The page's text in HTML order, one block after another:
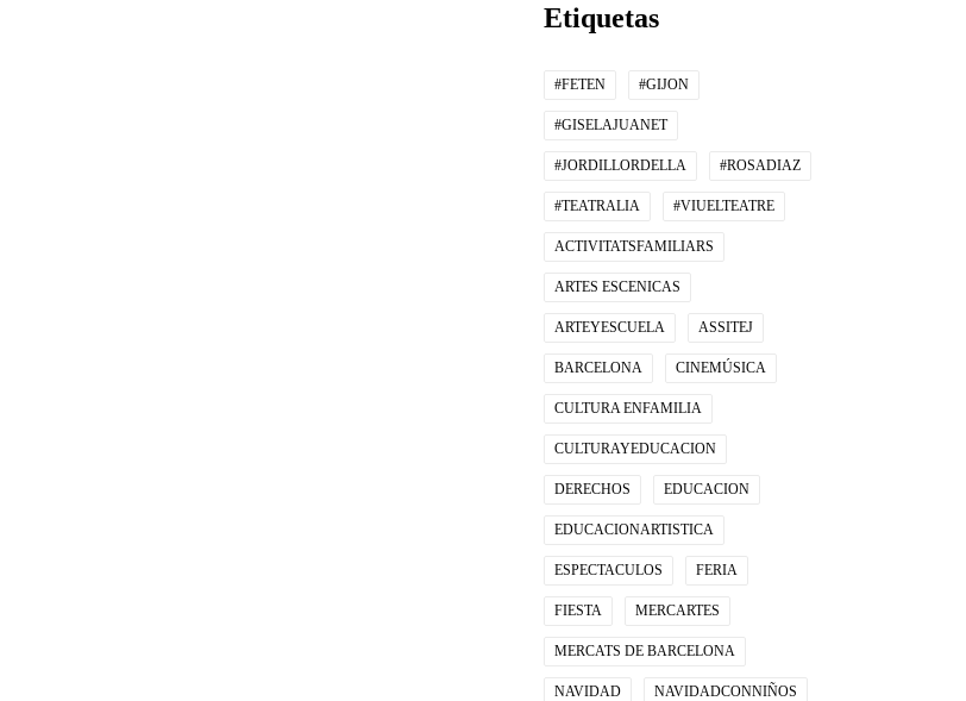
Etiquetas
#FETEN #GIJON
#GISELAJUANET
#JORDILLORDELLA #ROSADIAZ
#TEATRALIA #VIUELTEATRE
ACTIVITATSFAMILIARS
ARTES ESCENICAS
ARTEYESCUELA ASSITEJ
BARCELONA CINEMÚSICA
CULTURA ENFAMILIA
CULTURAYEDUCACION
DERECHOS EDUCACION
EDUCACIONARTISTICA
ESPECTACULOS FERIA
FIESTA MERCARTES
MERCATS DE BARCELONA
NAVIDAD NAVIDADCONNIÑOS